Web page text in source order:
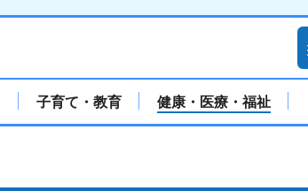
子育て・教育 健康・医療・福祉